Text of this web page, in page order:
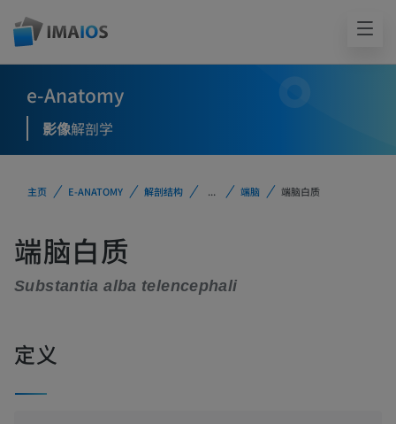
e-Anatomy
影像解剖学
主页 E-ANATOMY 解剖结构 ... 端脑 端脑白质
端脑白质
Substantia alba telencephali
定义